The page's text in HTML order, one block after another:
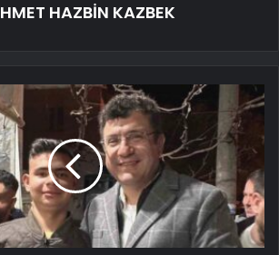
HAZBİN KAZBEK